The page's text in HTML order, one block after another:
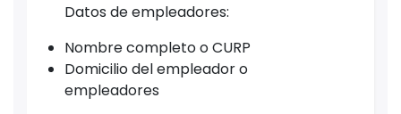
Datos de empleadores:
Nombre completo o CURP
Domicilio del empleador o
empleadores